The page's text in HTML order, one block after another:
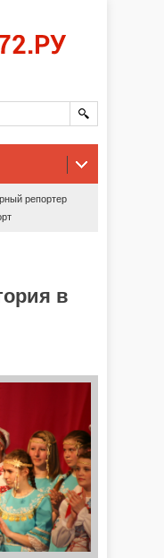
репортер
в